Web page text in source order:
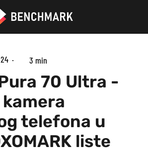
3 min
70 Ultra -
telefona u
liste